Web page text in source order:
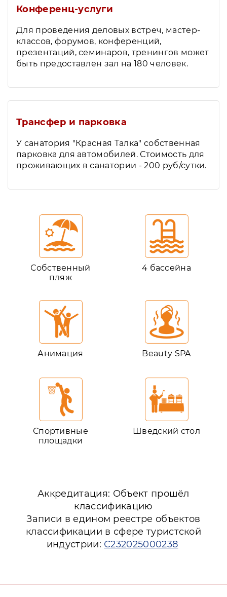
Конференц-услуги
Для проведения деловых встреч, мастер-
классов, форумов, конференций,
презентаций, семинаров, тренингов может
быть предоставлен зал на 180 человек.
Трансфер и парковка
У санатория "Красная Талка" собственная
парковка для автомобилей. Стоимость для
проживающих в санатории - 200 руб/сутки.
Собственный
пляж
4 бассейна
Анимация Beauty SPA
Спортивные
площадки
Шведский стол
Аккредитация: Объект прошёл
классификацию
Записи в едином реестре объектов
классификации в сфере туристской
индустрии: С232025000238